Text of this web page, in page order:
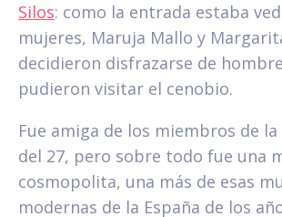
Silos: como la entrada estaba
mujeres, Maruja Mallo y
decidieron disfrazarse de
pudieron visitar el cenobio.
Fue amiga de los miembros de la
del 27, pero sobre todo fue una
cosmopolita, una más de esas
modernas de la España de los